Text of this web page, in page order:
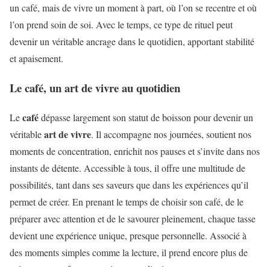
un café, mais de vivre un moment à part, où l’on se recentre et où
l’on prend soin de soi. Avec le temps, ce type de rituel peut
devenir un véritable ancrage dans le quotidien, apportant stabilité
et apaisement.
Le café, un art de vivre au quotidien
Lecafédépasse largement son statut de boisson pour devenir un
véritableart de vivre. Il accompagne nos journées, soutient nos
moments de concentration, enrichit nos pauses et s’invite dans nos
instants de détente. Accessible à tous, il offre une multitude de
possibilités, tant dans ses saveurs que dans les expériences qu’il
permet de créer. En prenant le temps de choisir son café, de le
préparer avec attention et de le savourer pleinement, chaque tasse
devient une expérience unique, presque personnelle. Associé à
des moments simples comme la lecture, il prend encore plus de